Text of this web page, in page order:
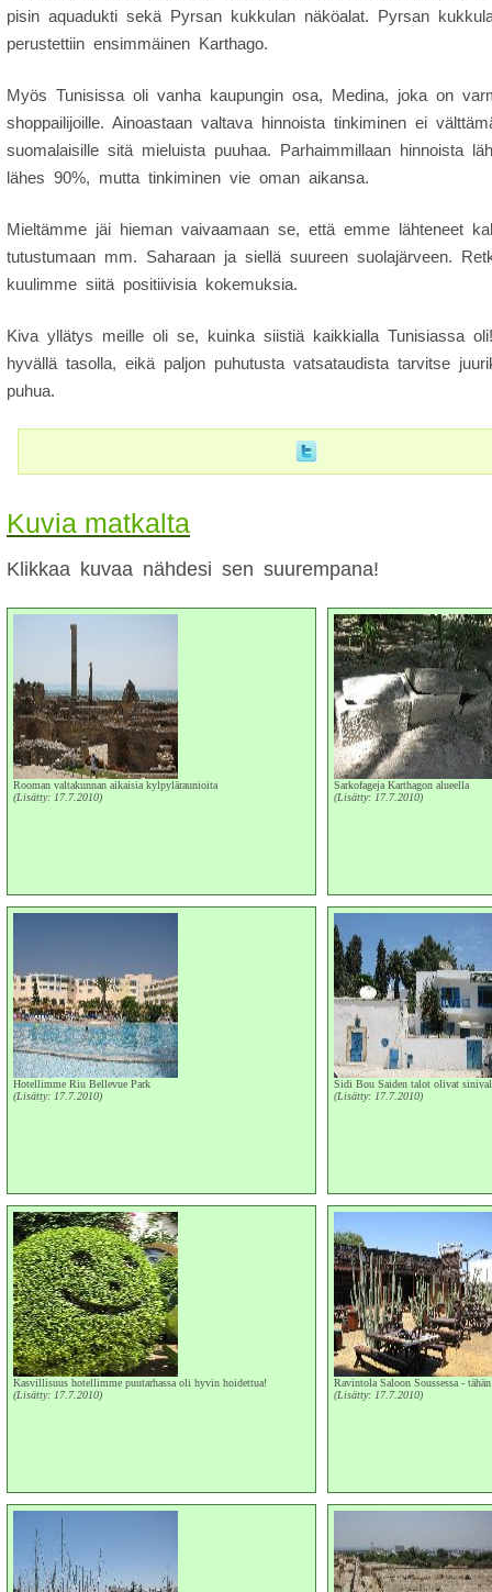
pisin aquadukti sekä Pyrsan kukkulan näköalat. Pyrsan
perustettiin ensimmäinen Karthago.
Myös Tunisissa oli vanha kaupungin osa, Medina, joka on
shoppailijoille. Ainoastaan valtava hinnoista tinkiminen ei
suomalaisille sitä mieluista puuhaa. Parhaimmillaan hinnoista
lähes 90%, mutta tinkiminen vie oman aikansa.
Mieltämme jäi hieman vaivaamaan se, että emme lähteneet
tutustumaan mm. Saharaan ja siellä suureen suolajärveen.
kuulimme siitä positiivisia kokemuksia.
Kiva yllätys meille oli se, kuinka siistiä kaikkialla Tunisiassa
hyvällä tasolla, eikä paljon puhutusta vatsataudista tarvitse
puhua.
Kuvia matkalta
Klikkaa kuvaa nähdesi sen suurempana!
Rooman valtakunnan aikaisia kylpyläraunioita
(Lisätty: 17.7.2010)
Sarkofageja Karthagon alueella
(Lisätty: 17.7.2010)
Hotellimme Riu Bellevue Park
(Lisätty: 17.7.2010)
Sidi Bou Saiden talot olivat
(Lisätty: 17.7.2010)
Kasvillisuus hotellimme puutarhassa oli hyvin hoidettua!
(Lisätty: 17.7.2010)
Ravintola Saloon Soussessa -
(Lisätty: 17.7.2010)